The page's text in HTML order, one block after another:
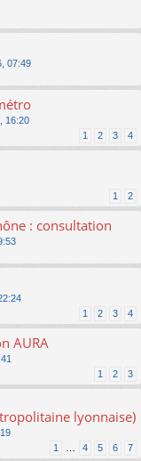
07:49
16:20
1 2 3 4
1 2
: consultation
1 2 3 4
AURA
1 2 3
lyonnaise)
1 4 5 6 7